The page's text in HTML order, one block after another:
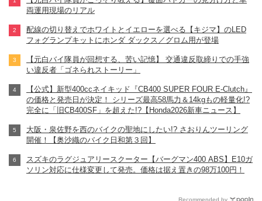
両運用現場のリアル
配線の切り替えでホワイトとイエローを選べる【キジマ】のLED
フォグランプキットにホンダ ダックス／グロム用が登場
【元白バイ隊員が回想する、苦い記憶】 交通違反取締りでの手強
い違反者「ゴネられストーリー」
【公式】新型400ccネイキッド『CB400 SUPER FOUR E-Clutch』
の価格と発売日が決定！ シリーズ最高58馬力＆14kgもの軽量化!?
完全に「旧CB400SF」を超えた!?【Honda2026新車ニュース】
大阪・泉佐野を西のバイクの聖地にしたい!? さおりんツーリング
開催！【奥沙織のバイク日和第３回】
スズキのラグジュアリースクーター【バーグマン400 ABS】E10ガ
ソリン対応に仕様変更して発売。価格は据え置きの98万100円！
Recommended by